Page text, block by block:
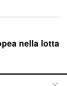
nella lotta